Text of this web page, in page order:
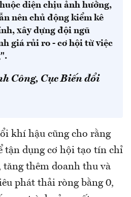
diện chịu ảnh hưởng,
nên chủ động kiểm kê
xây dựng đội ngũ
giá rủi ro - cơ hội từ việc
Công, Cục Biến đổi
khí hậu cũng cho rằng
tận dụng cơ hội tạo tín chỉ
tăng thêm doanh thu và
phát thải ròng bằng 0,